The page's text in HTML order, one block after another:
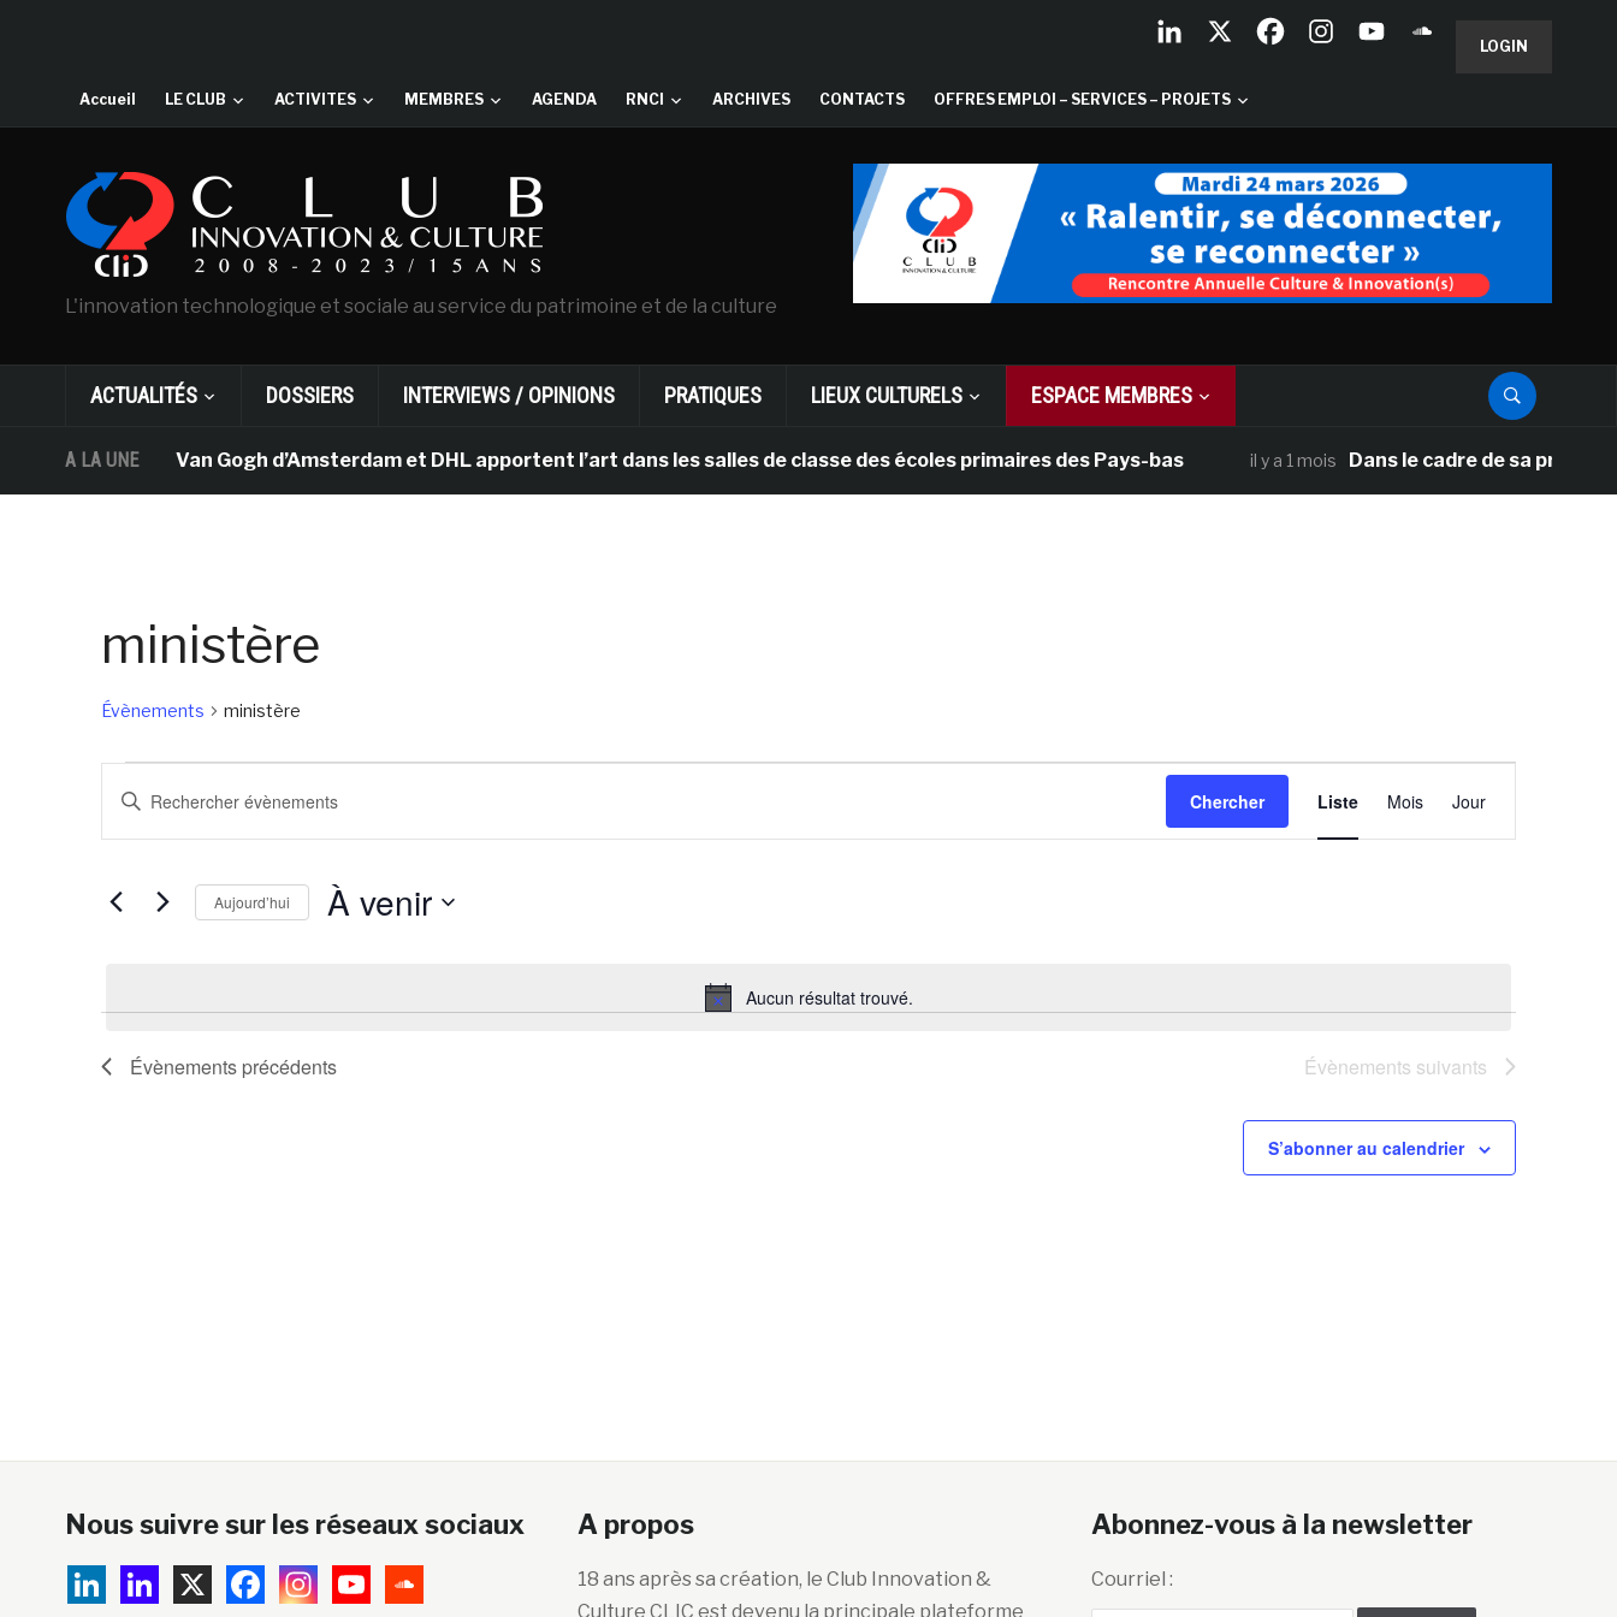
LOGIN
Accueil LE CLUB ACTIVITES MEMBRES AGENDA RNCI ARCHIVES CONTACTS OFFRES EMPLOI – SERVICES – PROJETS
L'innovation technologique et sociale au service du patrimoine et de la culture
ACTUALITÉS DOSSIERS INTERVIEWS / OPINIONS PRATIQUES LIEUX CULTURELS ESPACE MEMBRES
A LA UNE
Le musée Van Gogh d’Amsterdam et DHL apportent l’art dans les salles de classe des écoles primaires des Pays-bas il y a 1 mois Dans le cadre de sa
ministère
Évènements ministère
Évènements
Notice
Aucun résultat trouvé.
Recherche
et
de
Saisir
Rechercher
Évènements
clé.
Chercher
de
vues
Liste Mois Jour
Aujourd’hui À venir
Évènements précédents Évènements suivants
S’abonner au calendrier
Nous suivre sur les réseaux sociaux A propos
18 ans après sa création, le Club Innovation &
Culture CLIC est devenu la principale plateforme
Abonnez-vous à la newsletter
Courriel :